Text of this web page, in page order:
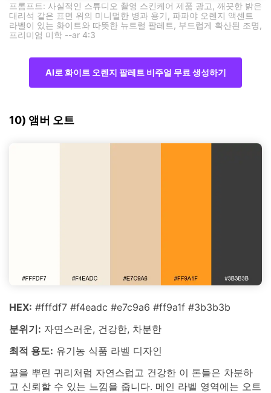
프롬프트: 사실적인 스튜디오 촬영 스킨케어 제품 광고, 깨끗한 밝은
대리석 같은 표면 위의 미니멀한 병과 용기, 파파야 오렌지 액센트
라벨이 있는 화이트와 따뜻한 뉴트럴 팔레트, 부드럽게 확산된 조명,
프리미엄 미학 --ar 4:3
AI로 화이트 오렌지 팔레트 비주얼 무료 생성하기
10) 앰버 오트
HEX: #fffdf7 #f4eadc #e7c9a6 #ff9a1f #3b3b3b
분위기: 자연스러운, 건강한, 차분한
최적 용도: 유기농 식품 라벨 디자인
꿀을 뿌린 귀리처럼 자연스럽고 건강한 이 톤들은 차분하
고 신뢰할 수 있는 느낌을 줍니다. 메인 라벨 영역에는 오트